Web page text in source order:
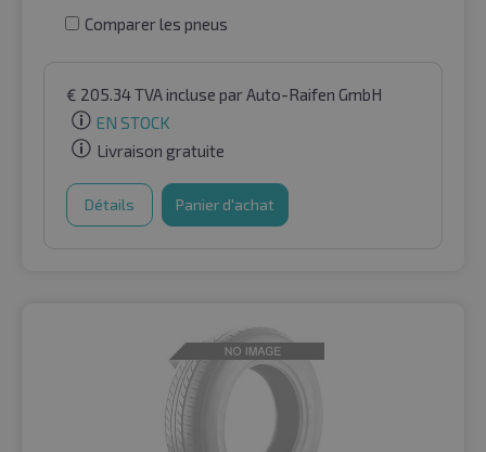
Comparer les pneus
€ 205.34TVA incluse par Auto-Raifen GmbH
EN STOCK
Livraison gratuite
Détails Panier d'achat